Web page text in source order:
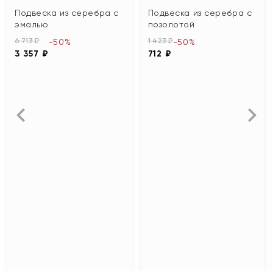
Подвеска из серебра с
эмалью
6 713 ₽
3 357 ₽
-50%
Подвеска из серебра с
позолотой
1 423 ₽
712 ₽
-50%